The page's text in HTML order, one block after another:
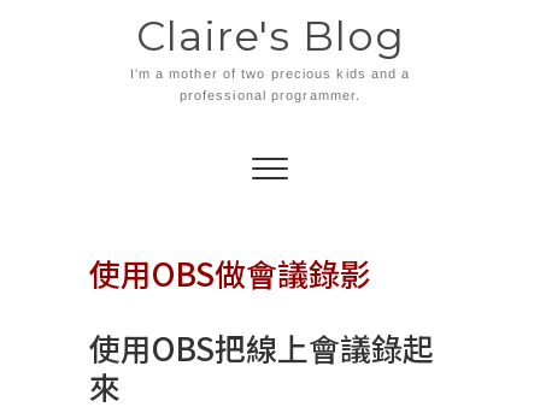
Claire's Blog
I'm a mother of two precious kids and a
professional programmer.
使用OBS做會議錄影
使用OBS把線上會議錄起
來